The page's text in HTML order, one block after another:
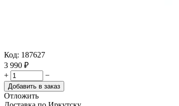
Код: 187627
3 990 ₽
+
−
Добавить в заказ
Отложить